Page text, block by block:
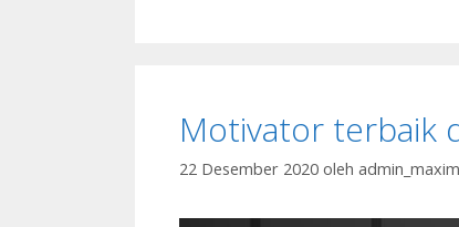
Motivator terbaik
22 Desember 2020 oleh